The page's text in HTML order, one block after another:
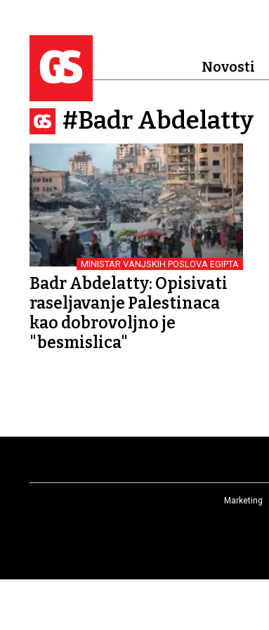
Novosti
#Badr Abdelatty
MINISTAR VANJSKIH POSLOVA EGIPTA
Badr Abdelatty: Opisivati
raseljavanje Palestinaca
kao dobrovoljno je
"besmislica"
Marketing